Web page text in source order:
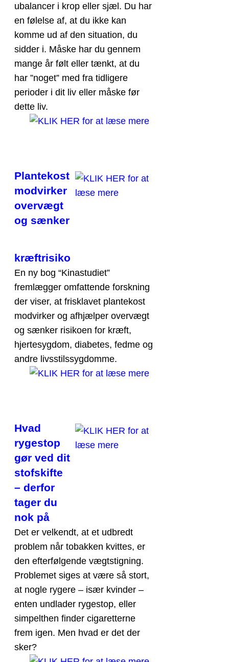
ubalancer i krop eller sjæl. Du har
en følelse af, at du ikke kan
komme ud af den situation, du
sidder i. Måske har du gennem
mange år følt eller tænkt, at du
har ”noget” med fra tidligere
perioder i dit liv eller måske før
dette liv.
Plantekost
modvirker
overvægt
og sænker
kræftrisiko
En ny bog “Kinastudiet”
fremlægger omfattende forskning
der viser, at frisklavet plantekost
modvirker og afhjælper overvægt
og sænker risikoen for kræft,
hjertesygdom, diabetes, fedme og
andre livsstilssygdomme.
Hvad
rygestop
gør ved dit
stofskifte
– derfor
tager du
nok på
Det er velkendt, at et udbredt
problem når tobakken kvittes, er
den efterfølgende vægtstigning.
Problemet siges at være så stort,
at nogle rygere – især kvinder –
enten undlader rygestop, eller
simpelthen finder cigaretterne
frem igen. Men hvad er det der
sker?